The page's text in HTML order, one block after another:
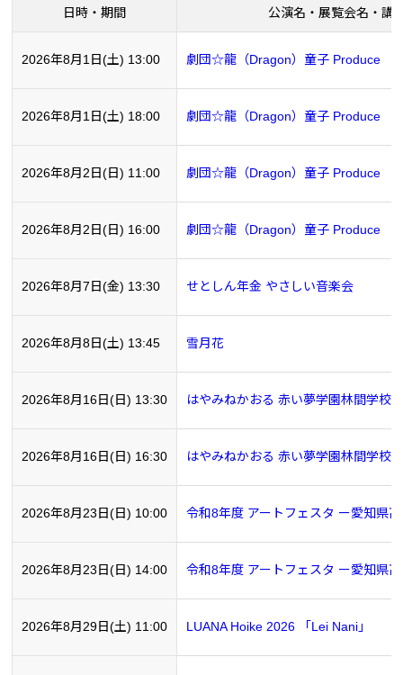
日時・期間 公演名・展覧会名・講
2026年8月1日(土) 13:00 劇団☆龍（Dragon）童子 Produce 『
2026年8月1日(土) 18:00 劇団☆龍（Dragon）童子 Produce 『
2026年8月2日(日) 11:00 劇団☆龍（Dragon）童子 Produce 『
2026年8月2日(日) 16:00 劇団☆龍（Dragon）童子 Produce 『
2026年8月7日(金) 13:30 せとしん年金 やさしい音楽会
2026年8月8日(土) 13:45 雪月花
2026年8月16日(日) 13:30 はやみねかおる 赤い夢学園林間学校
2026年8月16日(日) 16:30 はやみねかおる 赤い夢学園林間学校
2026年8月23日(日) 10:00 令和8年度 アートフェスタ ー愛知県
2026年8月23日(日) 14:00 令和8年度 アートフェスタ ー愛知県
2026年8月29日(土) 11:00 LUANA Hoike 2026 「Lei Nani」